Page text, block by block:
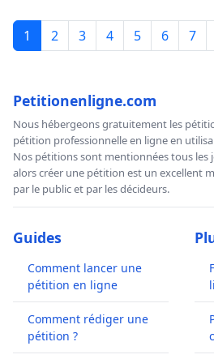
1 2 3 4 5 6 7
Petitionenligne.com
Nous hébergeons gratuitement les
pétition professionnelle en ligne en
Nos pétitions sont mentionnées tous les
alors créer une pétition est un excellent
par le public et par les décideurs.
Guides
Comment lancer une
pétition en ligne
Comment rédiger une
pétition ?